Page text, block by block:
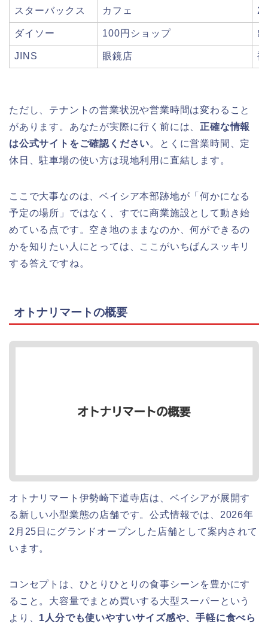
スターバックス カフェ
ダイソー 100円ショップ
JINS 眼鏡店
ただし、テナントの営業状況や営業時間は変わること
があります。あなたが実際に行く前には、 正確な情報
は公式サイトをご確認ください。とくに営業時間、定
休日、駐車場の使い方は現地利用に直結します。
ここで大事なのは、ベイシア本部跡地が「何かになる
予定の場所」ではなく、すでに商業施設として動き始
めている点です。空き地のままなのか、何ができるの
かを知りたい人にとっては、ここがいちばんスッキリ
する答えですね。
オトナリマートの概要
オトナリマート伊勢崎下道寺店は、ベイシアが展開す
る新しい小型業態の店舗です。公式情報では、2026年
2月25日にグランドオープンした店舗として案内されて
います。
コンセプトは、ひとりひとりの食事シーンを豊かにす
ること。大容量でまとめ買いする大型スーパーという
より、 1人分でも使いやすいサイズ感や、手軽に食べら